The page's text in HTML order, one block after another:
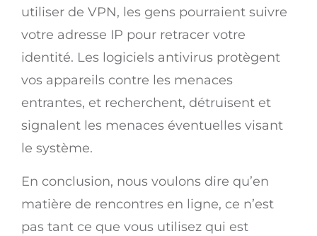
utiliser de VPN, les gens pourraient suivre
votre adresse IP pour retracer votre
identité. Les logiciels antivirus protègent
vos appareils contre les menaces
entrantes, et recherchent, détruisent et
signalent les menaces éventuelles visant
le système.
En conclusion, nous voulons dire qu’en
matière de rencontres en ligne, ce n’est
pas tant ce que vous utilisez qui est